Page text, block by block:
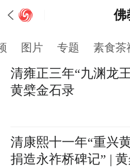
佛
图片 专题 素食茶
清雍正三年“九渊龙
黄檗金石录
清康熙十一年“重兴
捐造永祚桥碑记” |